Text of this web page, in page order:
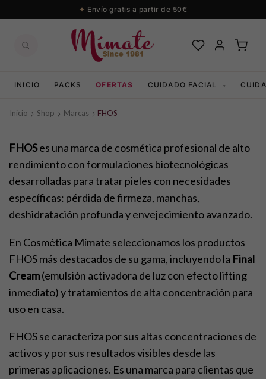
Envío gratis a partir de 50€
INICIO PACKS OFERTAS CUIDADO FACIAL ▾
Inicio Shop Marcas FHOS
FHOSes una marca de cosmética profesional de alto
rendimiento con formulaciones biotecnológicas
desarrolladas para tratar pieles con necesidades
específicas: pérdida de firmeza, manchas,
deshidratación profunda y envejecimiento avanzado.
En Cosmética Mímate seleccionamos los productos
FHOS más destacados de su gama, incluyendo la Final
Cream(emulsión activadora de luz con efecto lifting
inmediato) y tratamientos de alta concentración para
uso en casa.
FHOS se caracteriza por sus altas concentraciones de
activos y por sus resultados visibles desde las
primeras aplicaciones. Es una marca para clientas que